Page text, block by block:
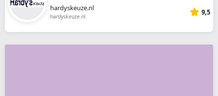
hardyskeuze.nl
hardyskeuze.nl 9,5